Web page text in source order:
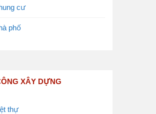
cư
phố
XÂY DỰNG
thự